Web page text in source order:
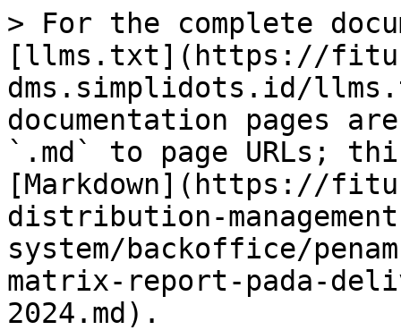
> For the complete
[llms.txt](https://
dms.simplidots.id/
documentation pages
`.md` to page URLs;
[Markdown](https://
distribution-
system/backoffice/
matrix-report-pada-
2024.md).